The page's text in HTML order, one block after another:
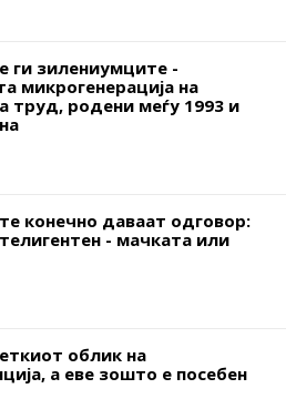
ги зилениумците -
микрогенерација на
труд, родени меѓу 1993 и
конечно даваат одговор:
- мачката или
облик на
а еве зошто е посебен